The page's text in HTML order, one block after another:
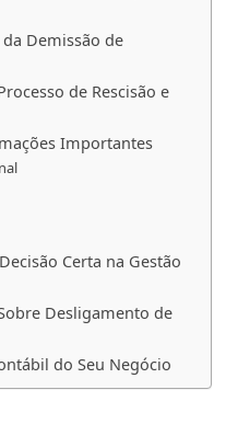
Demissão de
de Rescisão e
Importantes
Certa na Gestão
Desligamento de
do Seu Negócio